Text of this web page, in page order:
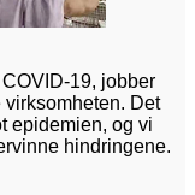
19, jobber
Det
epidemien, og vi
hindringene.